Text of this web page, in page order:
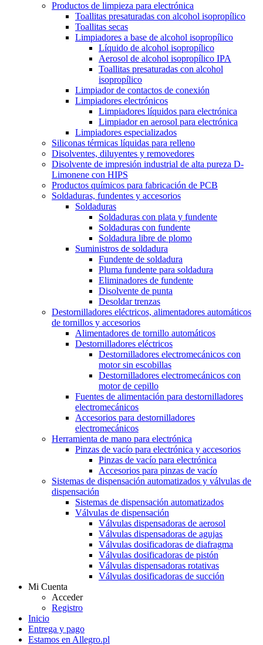
Productos de limpieza para electrónica
Toallitas presaturadas con alcohol isopropílico
Toallitas secas
Limpiadores a base de alcohol isopropílico
Líquido de alcohol isopropílico
Aerosol de alcohol isopropílico IPA
Toallitas presaturadas con alcohol
isopropílico
Limpiador de contactos de conexión
Limpiadores electrónicos
Limpiadores líquidos para electrónica
Limpiador en aerosol para electrónica
Limpiadores especializados
Siliconas térmicas líquidas para relleno
Disolventes, diluyentes y removedores
Disolvente de impresión industrial de alta pureza D-
Limonene con HIPS
Productos químicos para fabricación de PCB
Soldaduras, fundentes y accesorios
Soldaduras
Soldaduras con plata y fundente
Soldaduras con fundente
Soldadura libre de plomo
Suministros de soldadura
Fundente de soldadura
Pluma fundente para soldadura
Eliminadores de fundente
Disolvente de punta
Desoldar trenzas
Destornilladores eléctricos, alimentadores automáticos
de tornillos y accesorios
Alimentadores de tornillo automáticos
Destornilladores eléctricos
Destornilladores electromecánicos con
motor sin escobillas
Destornilladores electromecánicos con
motor de cepillo
Fuentes de alimentación para destornilladores
electromecánicos
Accesorios para destornilladores
electromecánicos
Herramienta de mano para electrónica
Pinzas de vacío para electrónica y accesorios
Pinzas de vacío para electrónica
Accesorios para pinzas de vacío
Sistemas de dispensación automatizados y válvulas de
dispensación
Sistemas de dispensación automatizados
Válvulas de dispensación
Válvulas dispensadoras de aerosol
Válvulas dispensadoras de agujas
Válvulas dosificadoras de diafragma
Válvulas dosificadoras de pistón
Válvulas dispensadoras rotativas
Válvulas dosificadoras de succión
Mi Cuenta
Acceder
Registro
Inicio
Entrega y pago
Estamos en Allegro.pl